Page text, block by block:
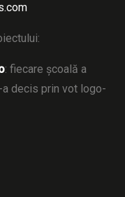
: fiecare școală a
decis prin vot logo-